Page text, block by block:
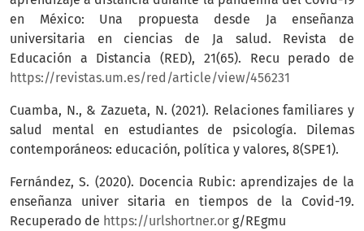
en México: Una propuesta desde Ja enseñanza
universitaria en ciencias de Ja salud. Revista de
Educación a Distancia (RED), 21(65). Recu perado de
https://revistas.um.es/red/article/view/456231
Cuamba, N., & Zazueta, N. (2021). Relaciones familiares y
salud mental en estudiantes de psicología. Dilemas
contemporáneos: educación, política y valores, 8(SPE1).
Fernández, S. (2020). Docencia Rubic: aprendizajes de la
enseñanza univer sitaria en tiempos de la Covid-19.
Recuperado de https://urlshortner.or g/REgmu